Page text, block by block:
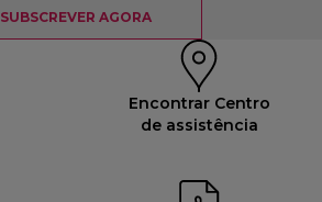
SUBSCREVER AGORA
Encontrar Centro
de assistência